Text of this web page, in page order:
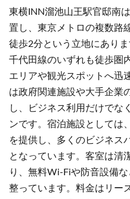
東横INN溜池山王駅官邸南
置し、東京メトロの複数路
徒歩2分という立地にあり
千代田線のいずれも徒歩圏
エリアや観光スポットへ迅
は政府関連施設や大手企業
し、ビジネス利用だけでな
ンです。宿泊施設としては
を提供し、多くのビジネス
となっています。客室は清
り、無料Wi-Fiや防音設備
整っています。料金はリー